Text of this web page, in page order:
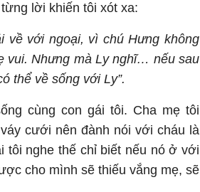
lời khiến tôi xót xa:
về với ngoại, vì chú Hưng không
vui. Nhưng mà Ly nghĩ… nếu sau
thể về sống với Ly”.
cùng con gái tôi. Cha mẹ tôi
cưới nên đành nói với cháu là
tôi nghe thế chỉ biết nếu nó ở với
cho mình sẽ thiếu vắng mẹ, sẽ